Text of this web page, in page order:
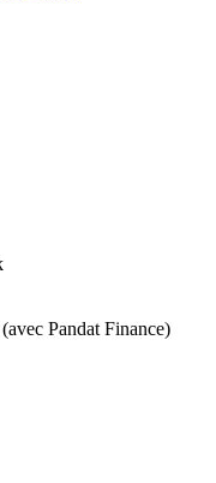
Pandat Finance)